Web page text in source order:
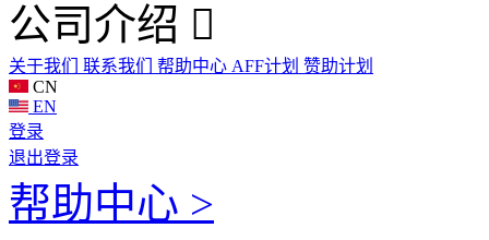
公司介绍
关于我们 联系我们 帮助中心 AFF计划 赞助计划
CN
EN
登录
退出登录
帮助中心 >